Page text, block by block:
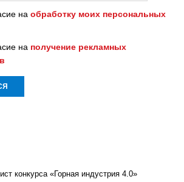
на обработку моих персональных
на получение рекламных
конкурса «Горная индустрия 4.0»